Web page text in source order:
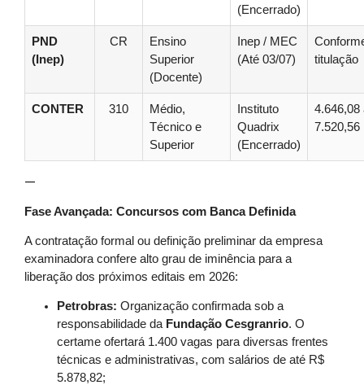
(Encerrado)
PND
(Inep)
CR
Ensino
Superior
(Docente)
Inep / MEC
(Até 03/07)
titulação
CONTER 310
Médio,
Técnico e
Superior
Instituto
Quadrix
(Encerrado)
4.646,08
7.520,56
—
Fase Avançada: Concursos com Banca Definida
A contratação formal ou definição preliminar da empresa
examinadora confere alto grau de iminência para a
liberação dos próximos editais em 2026:
Petrobras: Organização confirmada sob a
responsabilidade da Fundação Cesgranrio. O
certame ofertará 1.400 vagas para diversas frentes
técnicas e administrativas, com salários de até R$
5.878,82;